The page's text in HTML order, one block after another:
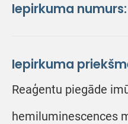
Iepirkuma numurs:
Iepirkuma
Reaģentu piegāde
hemiluminescences